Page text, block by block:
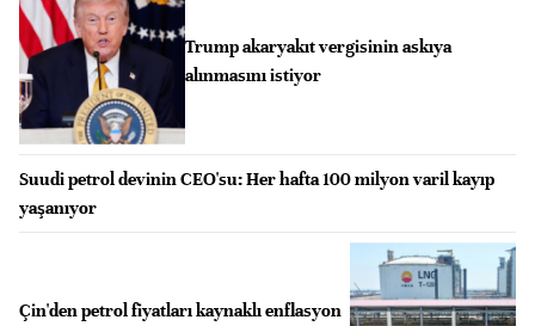
Trump akaryakıt vergisinin askıya
alınmasını istiyor
Suudi petrol devinin CEO'su: Her hafta 100 milyon varil kayıp
yaşanıyor
Çin'den petrol fiyatları kaynaklı enflasyon